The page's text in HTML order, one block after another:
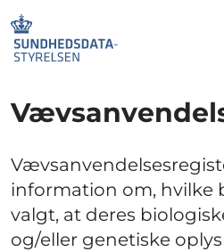
information om, hvilke
valgt, at deres
og/eller genetiske